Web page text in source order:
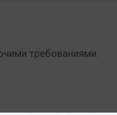
требованиями.